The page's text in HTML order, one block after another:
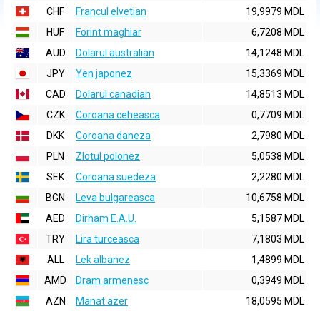
CHF
Francul elvetian
19,9979 MDL
HUF
Forint maghiar
6,7208 MDL
AUD
Dolarul australian
14,1248 MDL
JPY
Yen japonez
15,3369 MDL
CAD
Dolarul canadian
14,8513 MDL
CZK
Coroana ceheasca
0,7709 MDL
DKK
Coroana daneza
2,7980 MDL
PLN
Zlotul polonez
5,0538 MDL
SEK
Coroana suedeza
2,2280 MDL
BGN
Leva bulgareasca
10,6758 MDL
AED
Dirham E.A.U.
5,1587 MDL
TRY
Lira turceasca
7,1803 MDL
ALL
Lek albanez
1,4899 MDL
AMD
Dram armenesc
0,3949 MDL
AZN
Manat azer 18,0595 MDL